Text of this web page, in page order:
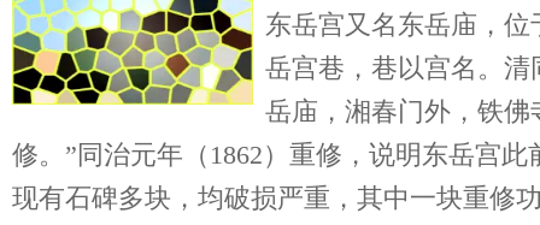
东岳宫又名东岳庙，
岳宫巷，巷以宫名。
岳庙，湘春门外，铁
修。”同治元年（1862）重修，说明东岳宫
现有石碑多块，均破损严重，其中一块重修